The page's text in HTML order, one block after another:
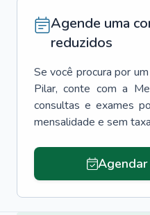
Agende uma
reduzidos
Se você procura por um
Pilar, conte com a
consultas e exames
mensalidade e sem